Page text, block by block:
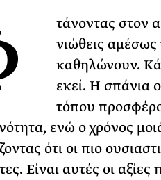
τάνοντας στον
νιώθεις αμέσως
καθηλώνουν.
εκεί. Η σπάνια
τόπου
ενώ ο χρόνος
ότι οι πιο
Είναι αυτές οι